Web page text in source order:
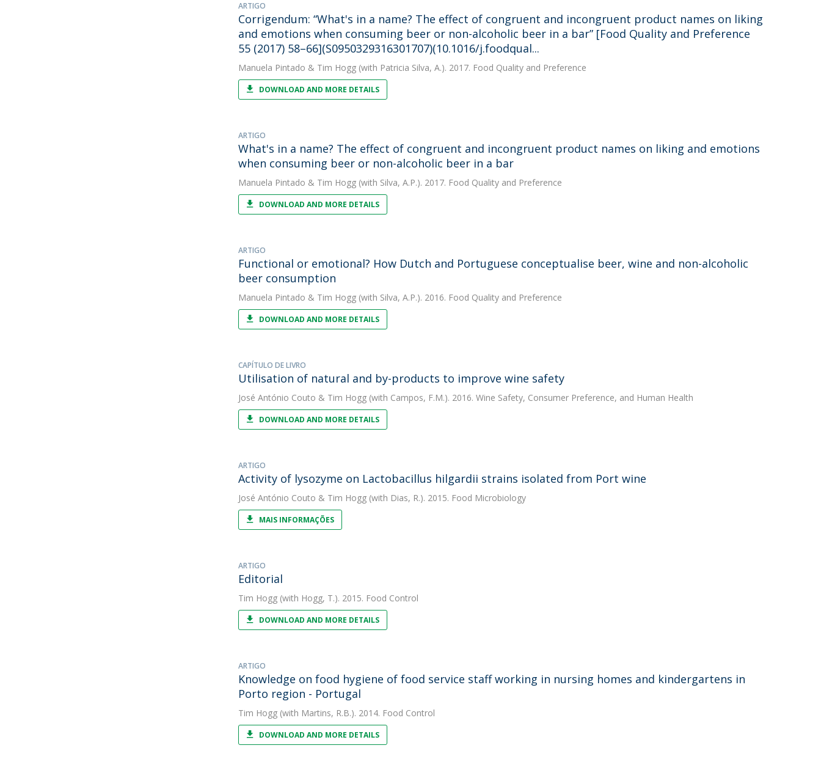
ARTIGO
Corrigendum: “What's in a name? The effect of congruent and incongruent product names on liking
and emotions when consuming beer or non-alcoholic beer in a bar” [Food Quality and Preference
55 (2017) 58–66](S0950329316301707)(10.1016/j.foodqual...
Manuela Pintado & Tim Hogg(with Patricia Silva, A.). 2017. Food Quality and Preference
DOWNLOAD AND MORE DETAILS
ARTIGO
What's in a name? The effect of congruent and incongruent product names on liking and emotions
when consuming beer or non-alcoholic beer in a bar
Manuela Pintado & Tim Hogg(with Silva, A.P.). 2017. Food Quality and Preference
DOWNLOAD AND MORE DETAILS
ARTIGO
Functional or emotional? How Dutch and Portuguese conceptualise beer, wine and non-alcoholic
beer consumption
Manuela Pintado & Tim Hogg(with Silva, A.P.). 2016. Food Quality and Preference
DOWNLOAD AND MORE DETAILS
CAPÍTULO DE LIVRO
Utilisation of natural and by-products to improve wine safety
José António Couto & Tim Hogg(with Campos, F.M.). 2016. Wine Safety, Consumer Preference, and Human Health
DOWNLOAD AND MORE DETAILS
ARTIGO
Activity of lysozyme on Lactobacillus hilgardii strains isolated from Port wine
José António Couto & Tim Hogg(with Dias, R.). 2015. Food Microbiology
MAIS INFORMAÇÕES
ARTIGO
Editorial
Tim Hogg(with Hogg, T.). 2015. Food Control
DOWNLOAD AND MORE DETAILS
ARTIGO
Knowledge on food hygiene of food service staff working in nursing homes and kindergartens in
Porto region - Portugal
Tim Hogg(with Martins, R.B.). 2014. Food Control
DOWNLOAD AND MORE DETAILS